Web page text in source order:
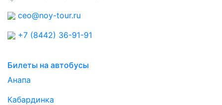
ceo@noy-tour.ru
+7 (8442) 36-91-91
Билеты на автобусы
Анапа
Кабардинка